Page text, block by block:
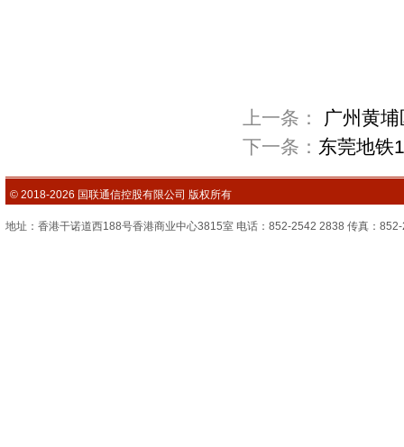
上一条：
广州黄
下一条： 东莞地铁
© 2018-2026 国联通信控股有限公司 版权所有
地址：香港干诺道西188号香港商业中心3815室 电话：852-2542 2838 传真：